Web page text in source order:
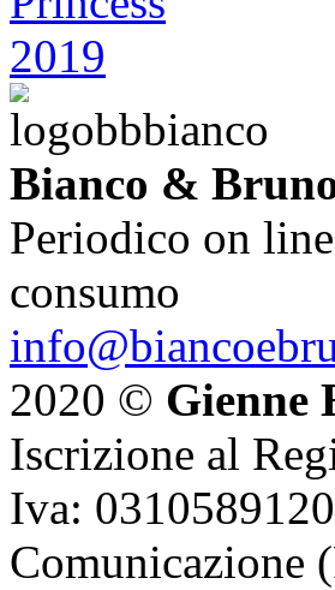
Bianco &
Periodico on
consumo
2020 © Gienne
Iscrizione al
Iva:
Comunicazione